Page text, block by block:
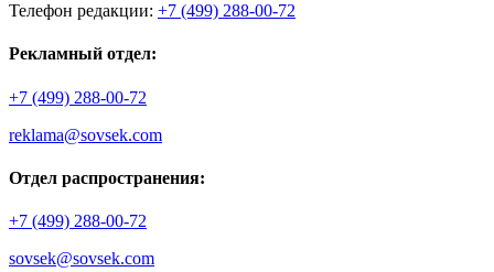
Телефон редакции: +7 (499) 288-00-72
Рекламный отдел:
+7 (499) 288-00-72
reklama@sovsek.com
Отдел распространения:
+7 (499) 288-00-72
sovsek@sovsek.com